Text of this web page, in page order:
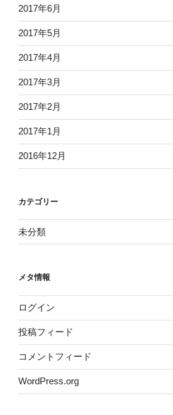
2017年6月
2017年5月
2017年4月
2017年3月
2017年2月
2017年1月
2016年12月
カテゴリー
未分類
メタ情報
ログイン
投稿フィード
コメントフィード
WordPress.org